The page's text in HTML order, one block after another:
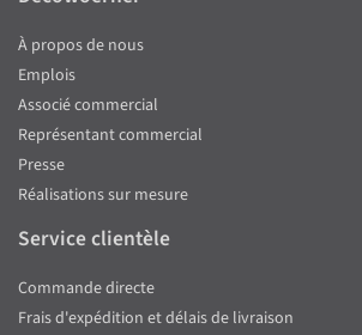
À propos de nous
Emplois
Associé commercial
Représentant commercial
Presse
Réalisations sur mesure
Service clientèle
Commande directe
Frais d'expédition et délais de livraison